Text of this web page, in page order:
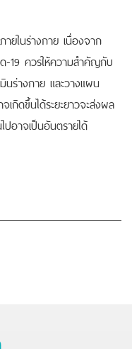
ยในร่างกาย เนื่องจาก
-19 ควรให้ความสำคัญกับ
นร่างกาย และวางแผน
กิดขึ้นได้ระยะยาวจะส่งผล
อาจเป็นอันตรายได้